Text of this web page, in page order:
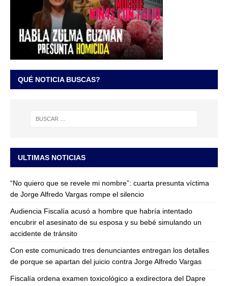
QUÉ NOTICIA BUSCAS?
ULTIMAS NOTICIAS
“No quiero que se revele mi nombre”: cuarta presunta víctima
de Jorge Alfredo Vargas rompe el silencio
Audiencia Fiscalía acusó a hombre que habría intentado
encubrir el asesinato de su esposa y su bebé simulando un
accidente de tránsito
Con este comunicado tres denunciantes entregan los detalles
de porque se apartan del juicio contra Jorge Alfredo Vargas
Fiscalía ordena examen toxicológico a exdirectora del Dapre